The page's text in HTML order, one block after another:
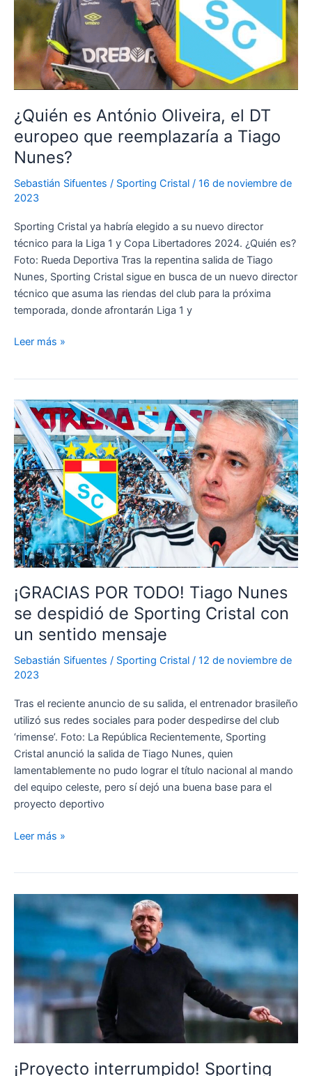
llegada
Sporting
Cristal
¿Quién es António Oliveira, el DT
europeo que reemplazaría a Tiago
Nunes?
Sebastián Sifuentes / Sporting Cristal / 16 de noviembre de
2023
Sporting Cristal ya habría elegido a su nuevo director
técnico para la Liga 1 y Copa Libertadores 2024. ¿Quién es?
Foto: Rueda Deportiva Tras la repentina salida de Tiago
Nunes, Sporting Cristal sigue en busca de un nuevo director
técnico que asuma las riendas del club para la próxima
temporada, donde afrontarán Liga 1 y
¿Quién
el
DT
europeo
que
reemplazaría
a
Tiago
Nunes?
Leer más »
¡GRACIAS POR TODO! Tiago Nunes
se despidió de Sporting Cristal con
un sentido mensaje
Sebastián Sifuentes / Sporting Cristal / 12 de noviembre de
2023
Tras el reciente anuncio de su salida, el entrenador brasileño
utilizó sus redes sociales para poder despedirse del club
‘rimense’. Foto: La República Recientemente, Sporting
Cristal anunció la salida de Tiago Nunes, quien
lamentablemente no pudo lograr el título nacional al mando
del equipo celeste, pero sí dejó una buena base para el
proyecto deportivo
¡GRACIAS
Nunes
se
despidió
de
Sporting
Cristal
con
sentido
Leer más »
¡Proyecto interrumpido! Sporting